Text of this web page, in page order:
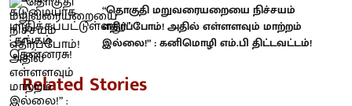
“தொகுதி மறுவரையறையை நிச்சயம்
எதிர்ப்போம்! அதில் எள்ளளவும் மாற்றம்
இல்லை!” : கனிமொழி எம்.பி திட்டவட்டம்!
Related Stories